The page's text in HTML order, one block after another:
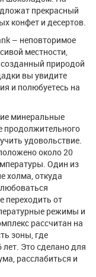
прекрасный
конфет и десертов.
– неповторимое
местности,
природой
вы увидите
и полюбуетесь на
минеральные
продолжительного
удовольствие.
около 20
Один из
холма, откуда
от
режимы и
рассчитан на
зоны, где
Это сделано для
расслабиться и